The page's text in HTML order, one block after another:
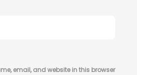
email, and website in this browser